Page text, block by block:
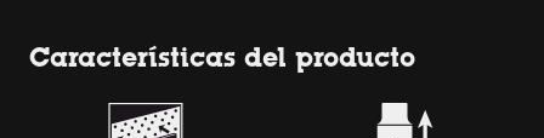
Características del producto